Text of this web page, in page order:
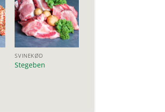
SVINEKØD
Stegeben